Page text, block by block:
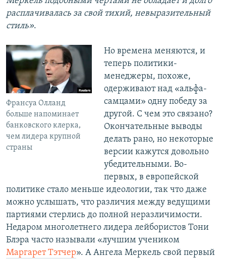
расплачивалась за свой тихий, невыразительный
стиль».
Франсуа Олланд
больше напоминает
банковского клерка,
чем лидера крупной
страны
Но времена меняются, и
теперь политики-
менеджеры, похоже,
одерживают над «альфа-
самцами» одну победу за
другой. С чем это связано?
Окончательные выводы
делать рано, но некоторые
версии кажутся довольно
убедительными. Во-
первых, в европейской
политике стало меньше идеологии, так что даже
можно услышать, что различия между ведущими
партиями стерлись до полной неразличимости.
Недаром многолетнего лидера лейбористов Тони
Блэра часто называли «лучшим учеником
Маргарет Тэтчер». А Ангела Меркель свой первый